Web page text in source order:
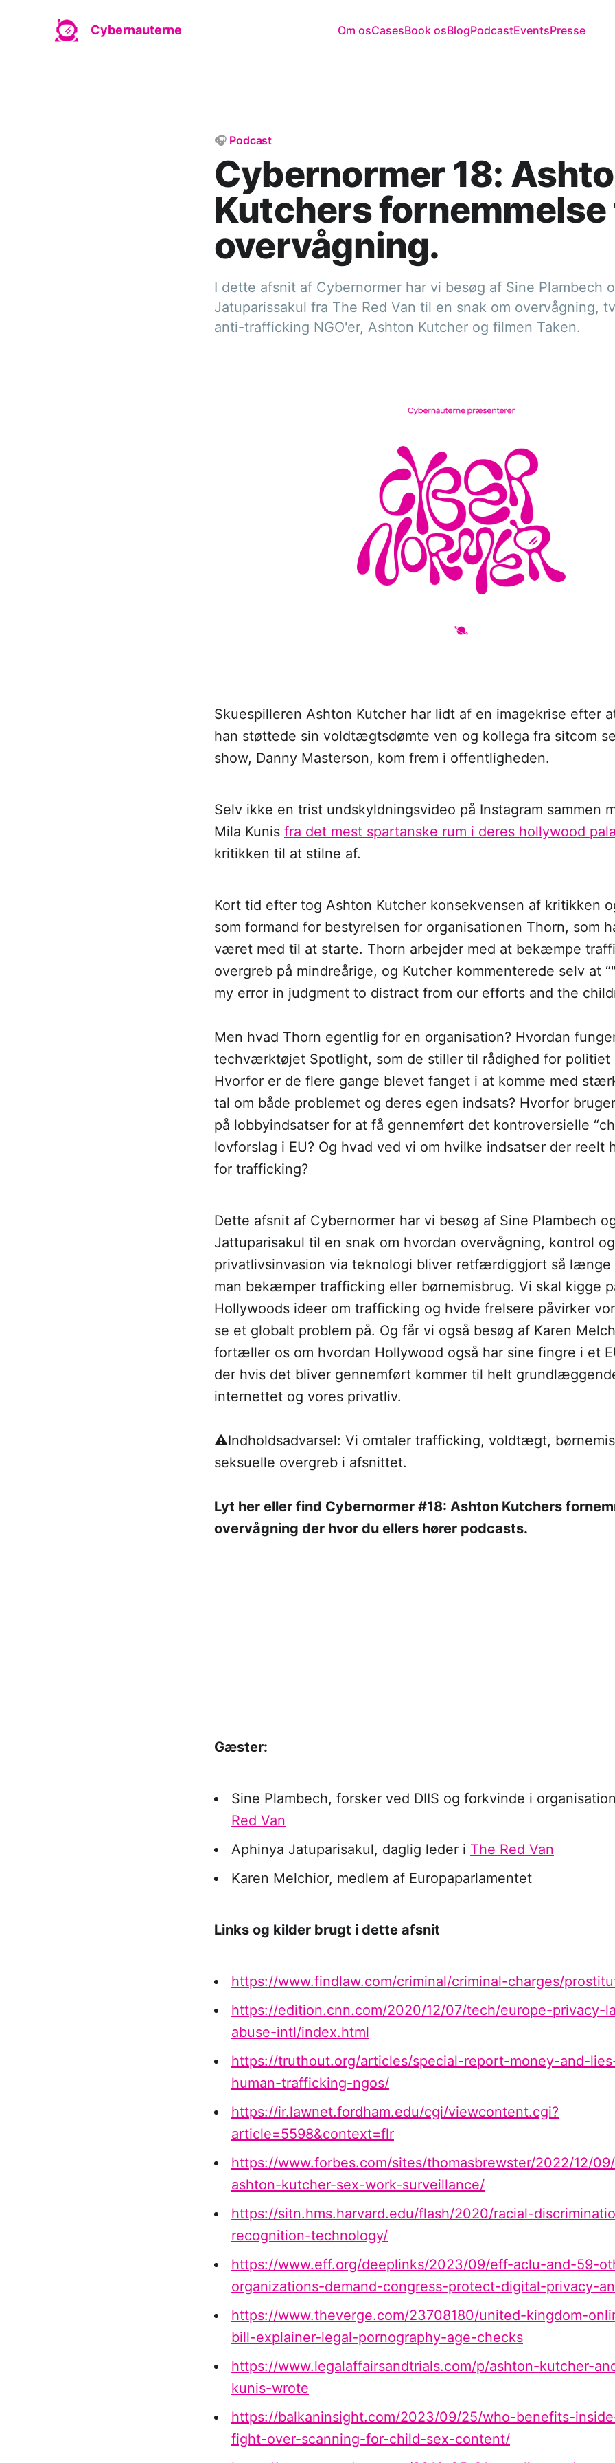
Cybernauterne Om osCasesBook osBlogPodcastEventsPresse
🎧 Podcast
Cybernormer 18:
Kutchers fornemmelse
overvågning.
I dette afsnit af Cybernormer har vi besøg af Sine Plambech
Jatuparissakul fra The Red Van til en snak om overvågning,
anti-trafficking NGO'er, Ashton Kutcher og filmen Taken.
Skuespilleren Ashton Kutcher har lidt af en imagekrise efter
han støttede sin voldtægtsdømte ven og kollega fra sitcom
show, Danny Masterson, kom frem i offentligheden.
Selv ikke en trist undskyldningsvideo på Instagram sammen
Mila Kunis fra det mest spartanske rum i deres hollywood
kritikken til at stilne af.
Kort tid efter tog Ashton Kutcher konsekvensen af kritikken
som formand for bestyrelsen for organisationen Thorn, som
været med til at starte. Thorn arbejder med at bekæmpe
overgreb på mindreårige, og Kutcher kommenterede selv at
my error in judgment to distract from our efforts and the
Men hvad Thorn egentlig for en organisation? Hvordan
techværktøjet Spotlight, som de stiller til rådighed for politiet
Hvorfor er de flere gange blevet fanget i at komme med
tal om både problemet og deres egen indsats? Hvorfor
på lobbyindsatser for at få gennemført det kontroversielle
lovforslag i EU? Og hvad ved vi om hvilke indsatser der reelt
for trafficking?
Dette afsnit af Cybernormer har vi besøg af Sine Plambech
Jattuparisakul til en snak om hvordan overvågning, kontrol og
privatlivsinvasion via teknologi bliver retfærdiggjort så længe
man bekæmper trafficking eller børnemisbrug. Vi skal kigge
Hollywoods ideer om trafficking og hvide frelsere påvirker
se et globalt problem på. Og får vi også besøg af Karen
fortæller os om hvordan Hollywood også har sine fingre i et
der hvis det bliver gennemført kommer til helt
internettet og vores privatliv.
⚠Indholdsadvarsel: Vi omtaler trafficking, voldtægt,
seksuelle overgreb i afsnittet.
Lyt her eller find Cybernormer #18: Ashton Kutchers
overvågning der hvor du ellers hører podcasts.
Gæster:
Sine Plambech, forsker ved DIIS og forkvinde i
Red Van
Aphinya Jatuparisakul, daglig leder i The Red Van
Karen Melchior, medlem af Europaparlamentet
Links og kilder brugt i dette afsnit
https://www.findlaw.com/criminal/criminal-charges/
https://edition.cnn.com/2020/12/07/tech/europe-privacy-
abuse-intl/index.html
https://truthout.org/articles/special-report-money-and-
human-trafficking-ngos/
https://ir.lawnet.fordham.edu/cgi/viewcontent.cgi?
article=5598&context=flr
https://www.forbes.com/sites/thomasbrewster/2022/12/
ashton-kutcher-sex-work-surveillance/
https://sitn.hms.harvard.edu/flash/2020/racial-
recognition-technology/
https://www.eff.org/deeplinks/2023/09/eff-aclu-and-59-
organizations-demand-congress-protect-digital-privacy-
https://www.theverge.com/23708180/united-kingdom-
bill-explainer-legal-pornography-age-checks
https://www.legalaffairsandtrials.com/p/ashton-kutcher-
kunis-wrote
https://balkaninsight.com/2023/09/25/who-benefits-
fight-over-scanning-for-child-sex-content/